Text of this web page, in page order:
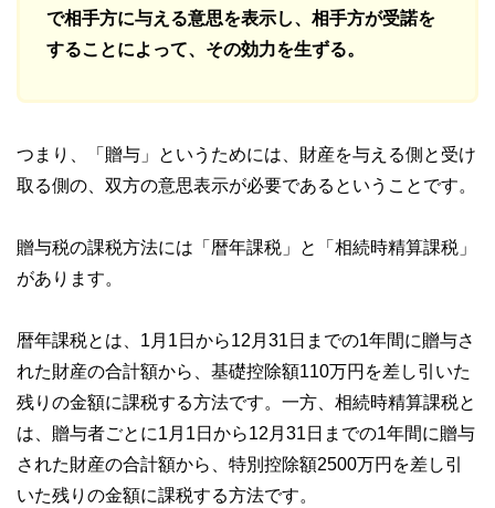
で相手方に与える意思を表示し、相手方が受諾を
することによって、その効力を生ずる。
つまり、「贈与」というためには、財産を与える側と受け
取る側の、双方の意思表示が必要であるということです。
贈与税の課税方法には「暦年課税」と「相続時精算課税」
があります。
暦年課税とは、1月1日から12月31日までの1年間に贈与さ
れた財産の合計額から、基礎控除額110万円を差し引いた
残りの金額に課税する方法です。一方、相続時精算課税と
は、贈与者ごとに1月1日から12月31日までの1年間に贈与
された財産の合計額から、特別控除額2500万円を差し引
いた残りの金額に課税する方法です。